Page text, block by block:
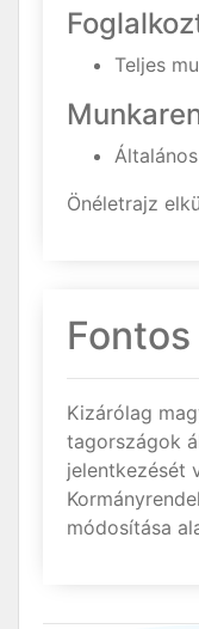
Teljes
Általános
Önéletrajz
Kizárólag
tagországok
jelentkezését
módosítása